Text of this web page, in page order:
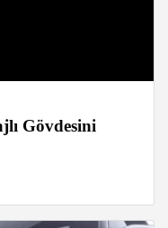
Gövdesini